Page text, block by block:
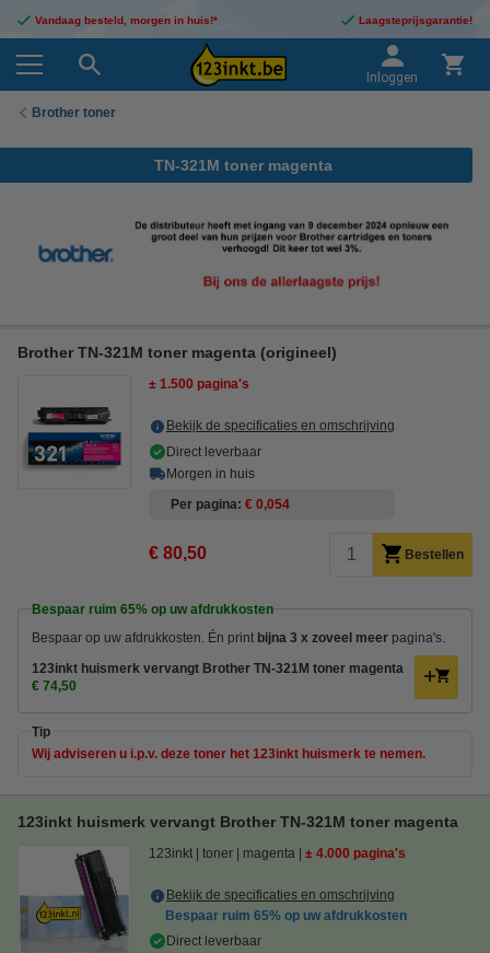
Vandaag besteld, morgen in huis!* Laagsteprijsgarantie!
Inloggen
Brother toner
TN-321M toner magenta
Brother TN-321M toner magenta (origineel)
± 1.500 pagina's
Bekijk de specificaties en omschrijving
Direct leverbaar
Morgen in huis
Per pagina € 0,054
€ 80,50 Bestellen
Bespaar ruim 65% op uw afdrukkosten
Bespaar op uw afdrukkosten. Én print bijna 3 x zoveel meer pagina's.
123inkt huismerk vervangt Brother TN-321M toner magenta
€ 74,50
Tip
Wij adviseren u i.p.v. deze toner het 123inkt huismerk te nemen.
123inkt huismerk vervangt Brother TN-321M toner magenta
123inkt toner magenta ± 4.000 pagina's
Bekijk de specificaties en omschrijving
Bespaar ruim 65% op uw afdrukkosten
Direct leverbaar